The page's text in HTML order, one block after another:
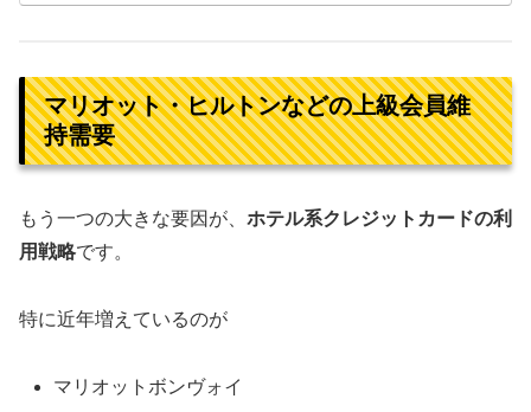
マリオット・ヒルトンなどの上級会員維
持需要
もう一つの大きな要因が、 ホテル系クレジットカードの利
用戦略です。
特に近年増えているのが
マリオットボンヴォイ